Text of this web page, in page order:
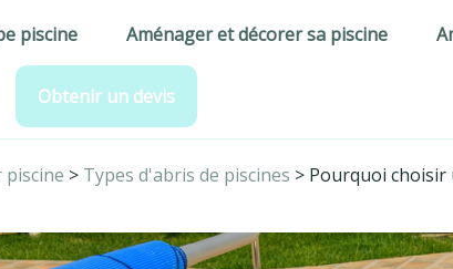
piscine Aménager et décorer sa piscine
Obtenir un devis
> Types d'abris de piscines > Pourquoi choisir